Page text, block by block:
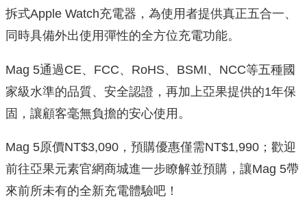
拆式Apple Watch充電器，為使用者提供真正五合一、
同時具備外出使用彈性的全方位充電功能。
Mag 5通過CE、FCC、RoHS、BSMI、NCC等五種國
家級水準的品質、安全認證，再加上亞果提供的1年保
固，讓顧客毫無負擔的安心使用。
Mag 5原價NT$3,090，預購優惠僅需NT$1,990；歡迎
前往亞果元素官網商城進一步瞭解並預購，讓Mag 5帶
來前所未有的全新充電體驗吧！